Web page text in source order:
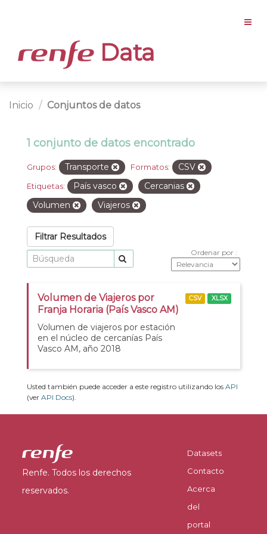
Data
Inicio Conjuntos de datos
1 conjunto de datos encontrado
Grupos: Transporte Formatos: CSV
Etiquetas: País vasco
Cercanias
Volumen
Viajeros
Filtrar Resultados
Ordenar por
Volumen de Viajeros por
Franja Horaria (País Vasco AM)
Volumen de viajeros por estación
en el núcleo de cercanías País
Vasco AM, año 2018
CSV XLSX
Usted también puede acceder a este registro utilizando los API
(ver API Docs).
Renfe. Todos los derechos
reservados.
Datasets
Contacto
Acerca
del
portal